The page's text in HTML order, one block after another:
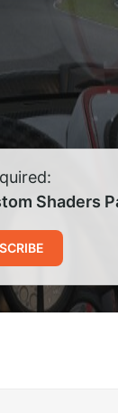
Shaders